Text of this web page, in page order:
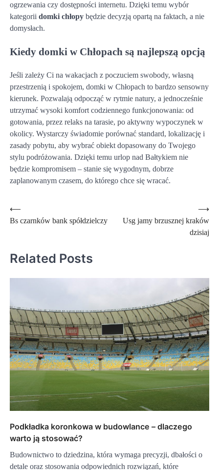
ogrzewania czy dostępności internetu. Dzięki temu wybór
kategorii domki chłopy będzie decyzją opartą na faktach, a nie
domysłach.
Kiedy domki w Chłopach są najlepszą opcją
Jeśli zależy Ci na wakacjach z poczuciem swobody, własną
przestrzenią i spokojem, domki w Chłopach to bardzo sensowny
kierunek. Pozwalają odpocząć w rytmie natury, a jednocześnie
utrzymać wysoki komfort codziennego funkcjonowania: od
gotowania, przez relaks na tarasie, po aktywny wypoczynek w
okolicy. Wystarczy świadomie porównać standard, lokalizację i
zasady pobytu, aby wybrać obiekt dopasowany do Twojego
stylu podróżowania. Dzięki temu urlop nad Bałtykiem nie
będzie kompromisem – stanie się wygodnym, dobrze
zaplanowanym czasem, do którego chce się wracać.
Nawigacja
wpisu
⟵
Bs czarnków bank spółdzielczy
Usg jamy brzusznej kraków
dzisiaj
⟶
Related Posts
Podkładka koronkowa w budowlance – dlaczego
warto ją stosować?
Budownictwo to dziedzina, która wymaga precyzji, dbałości o
detale oraz stosowania odpowiednich rozwiązań, które